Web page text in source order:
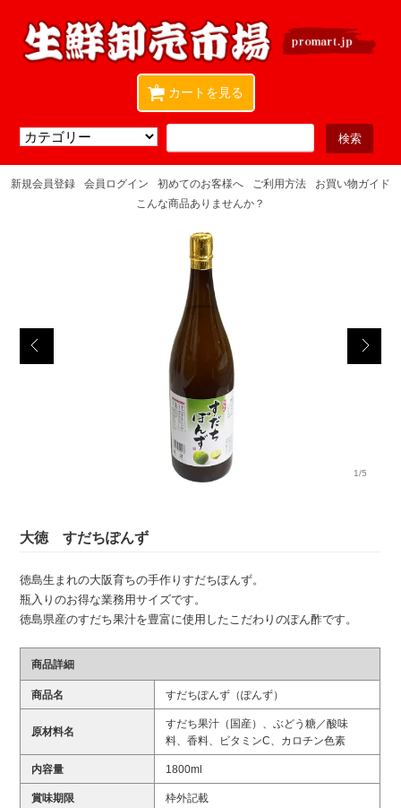
カートを見る
0
新規会員登録 会員ログイン 初めてのお客様へ ご利用方法
お買い物ガイド
こんな商品ありませんか？
1/5
大徳 すだちぽんず
徳島生まれの大阪育ちの手作りすだちぽんず。
瓶入りのお得な業務用サイズです。
徳島県産のすだち果汁を豊富に使用したこだわりのぽん酢です。
商品詳細
商品名 すだちぽんず（ぽんず）
原材料名
すだち果汁（国産）、ぶどう糖／酸味
料、香料、ビタミンC、カロチン色素
内容量 1800ml
賞味期限 枠外記載